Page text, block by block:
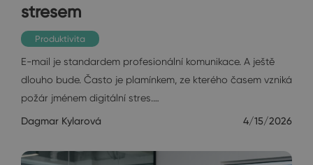
stresem
Produktivita
E-mail je standardem profesionální komunikace. A ještě
dlouho bude. Často je plamínkem, ze kterého časem vzniká
požár jménem digitální stres.…
Dagmar Kylarová 4/15/2026